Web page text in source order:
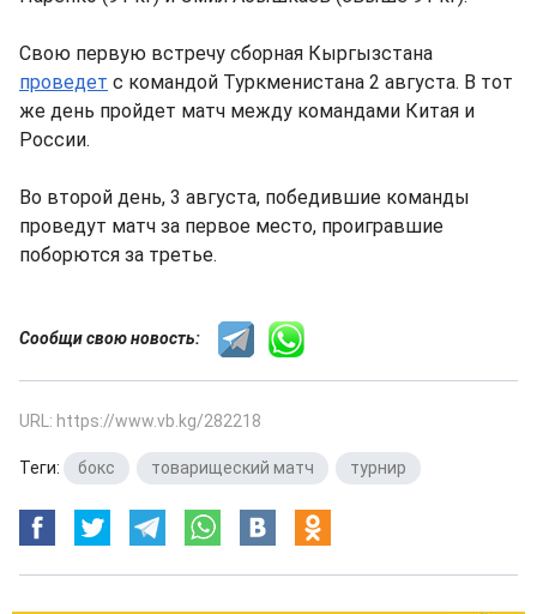
Свою первую встречу сборная Кыргызстана
проведет с командой Туркменистана 2 августа. В тот
же день пройдет матч между командами Китая и
России.
Во второй день, 3 августа, победившие команды
проведут матч за первое место, проигравшие
поборются за третье.
Сообщи свою новость:
URL: https://www.vb.kg/282218
Теги: бокс товарищеский матч турнир